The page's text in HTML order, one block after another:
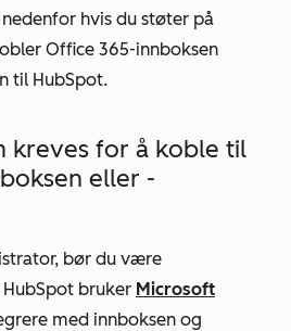
hvis du støter på
Office 365-innboksen
til HubSpot.
kreves for å koble til
eller -
bør du være
bruker Microsoft
med innboksen og